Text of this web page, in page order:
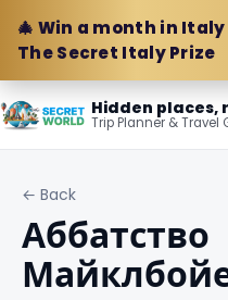
🎄 Win a month in
The Secret Italy Prize
Hidden places,
Trip Planner & Travel
← Back
Аббатство